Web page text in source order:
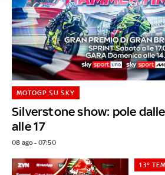
Silverstone show: pole
alle 17
MOTOGP SU SKY
08 ago - 07:50
13°